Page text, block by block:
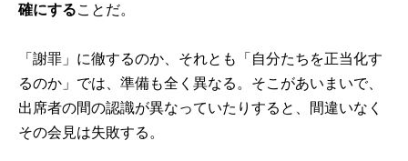
確にすることだ。
「謝罪」に徹するのか、それとも「自分たちを正当化す
るのか」では、準備も全く異なる。そこがあいまいで、
出席者の間の認識が異なっていたりすると、間違いなく
その会見は失敗する。